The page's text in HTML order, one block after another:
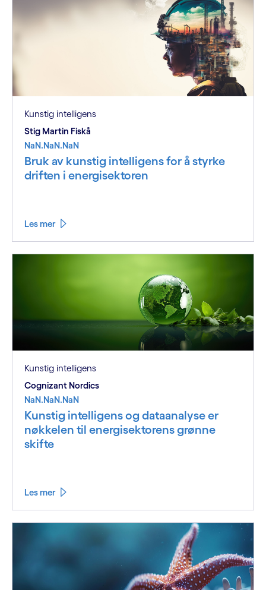
Kunstig intelligens
Stig Martin Fiskå
NaN.NaN.NaN
Bruk av kunstig intelligens for å styrke
driften i energisektoren
Les mer
Kunstig intelligens
Cognizant Nordics
NaN.NaN.NaN
Kunstig intelligens og dataanalyse er
nøkkelen til energisektorens grønne
skifte
Les mer